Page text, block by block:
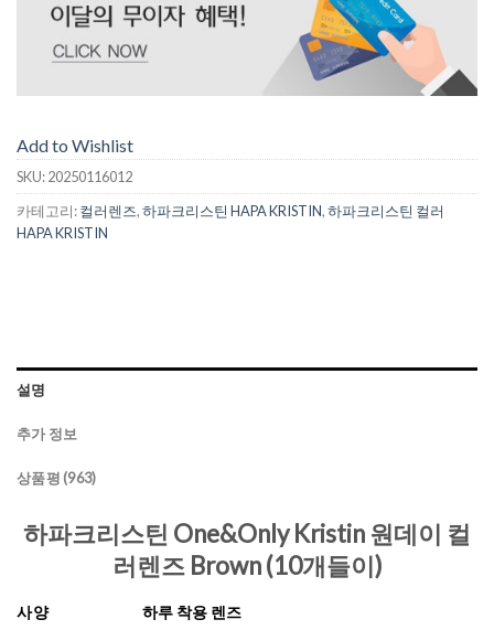
Add to Wishlist
SKU:20250116012
카테고리:컬러렌즈,하파크리스틴 HAPA KRISTIN,하파크리스틴 컬러
HAPA KRISTIN
설명
추가 정보
상품평 (963)
하파크리스틴 One&Only Kristin 원데이 컬
러렌즈 Brown (10개들이)
사양 하루 착용 렌즈